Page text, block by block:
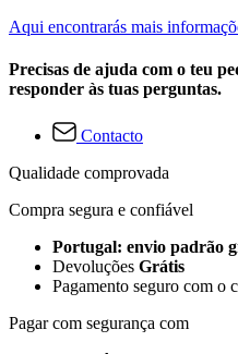
Aqui encontrarás mais
Precisas de ajuda com o teu
responder às tuas perguntas.
Contacto
Qualidade comprovada
Compra segura e confiável
Portugal: envio padrão
Devoluções Grátis
Pagamento seguro com o
Pagar com segurança com